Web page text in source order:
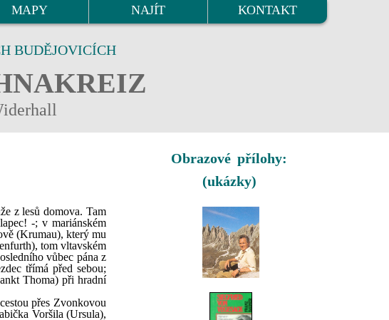
MAPY NAJÍT KONTAKT
BUDĚJOVICÍCH
z lesů domova. Tam
-; v mariánském
(Krumau), který mu
tom vltavském
vůbec pána z
třímá před sebou;
Thoma) při hradní
přes Zvonkovou
Voršila (Ursula),
Obrazové přílohy:
(ukázky)